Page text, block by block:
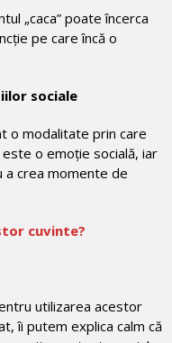
„caca” poate încerca
pe care încă o
sociale
o modalitate prin care
este o emoție socială, iar
a crea momente de
cuvinte?
utilizarea acestor
îi putem explica calm că